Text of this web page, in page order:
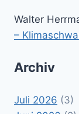
Walter
–
Archiv
Juli 2026 (3)